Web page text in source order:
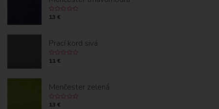
13 €
Prací kord sivá
11 €
Menčester zelená
13 €